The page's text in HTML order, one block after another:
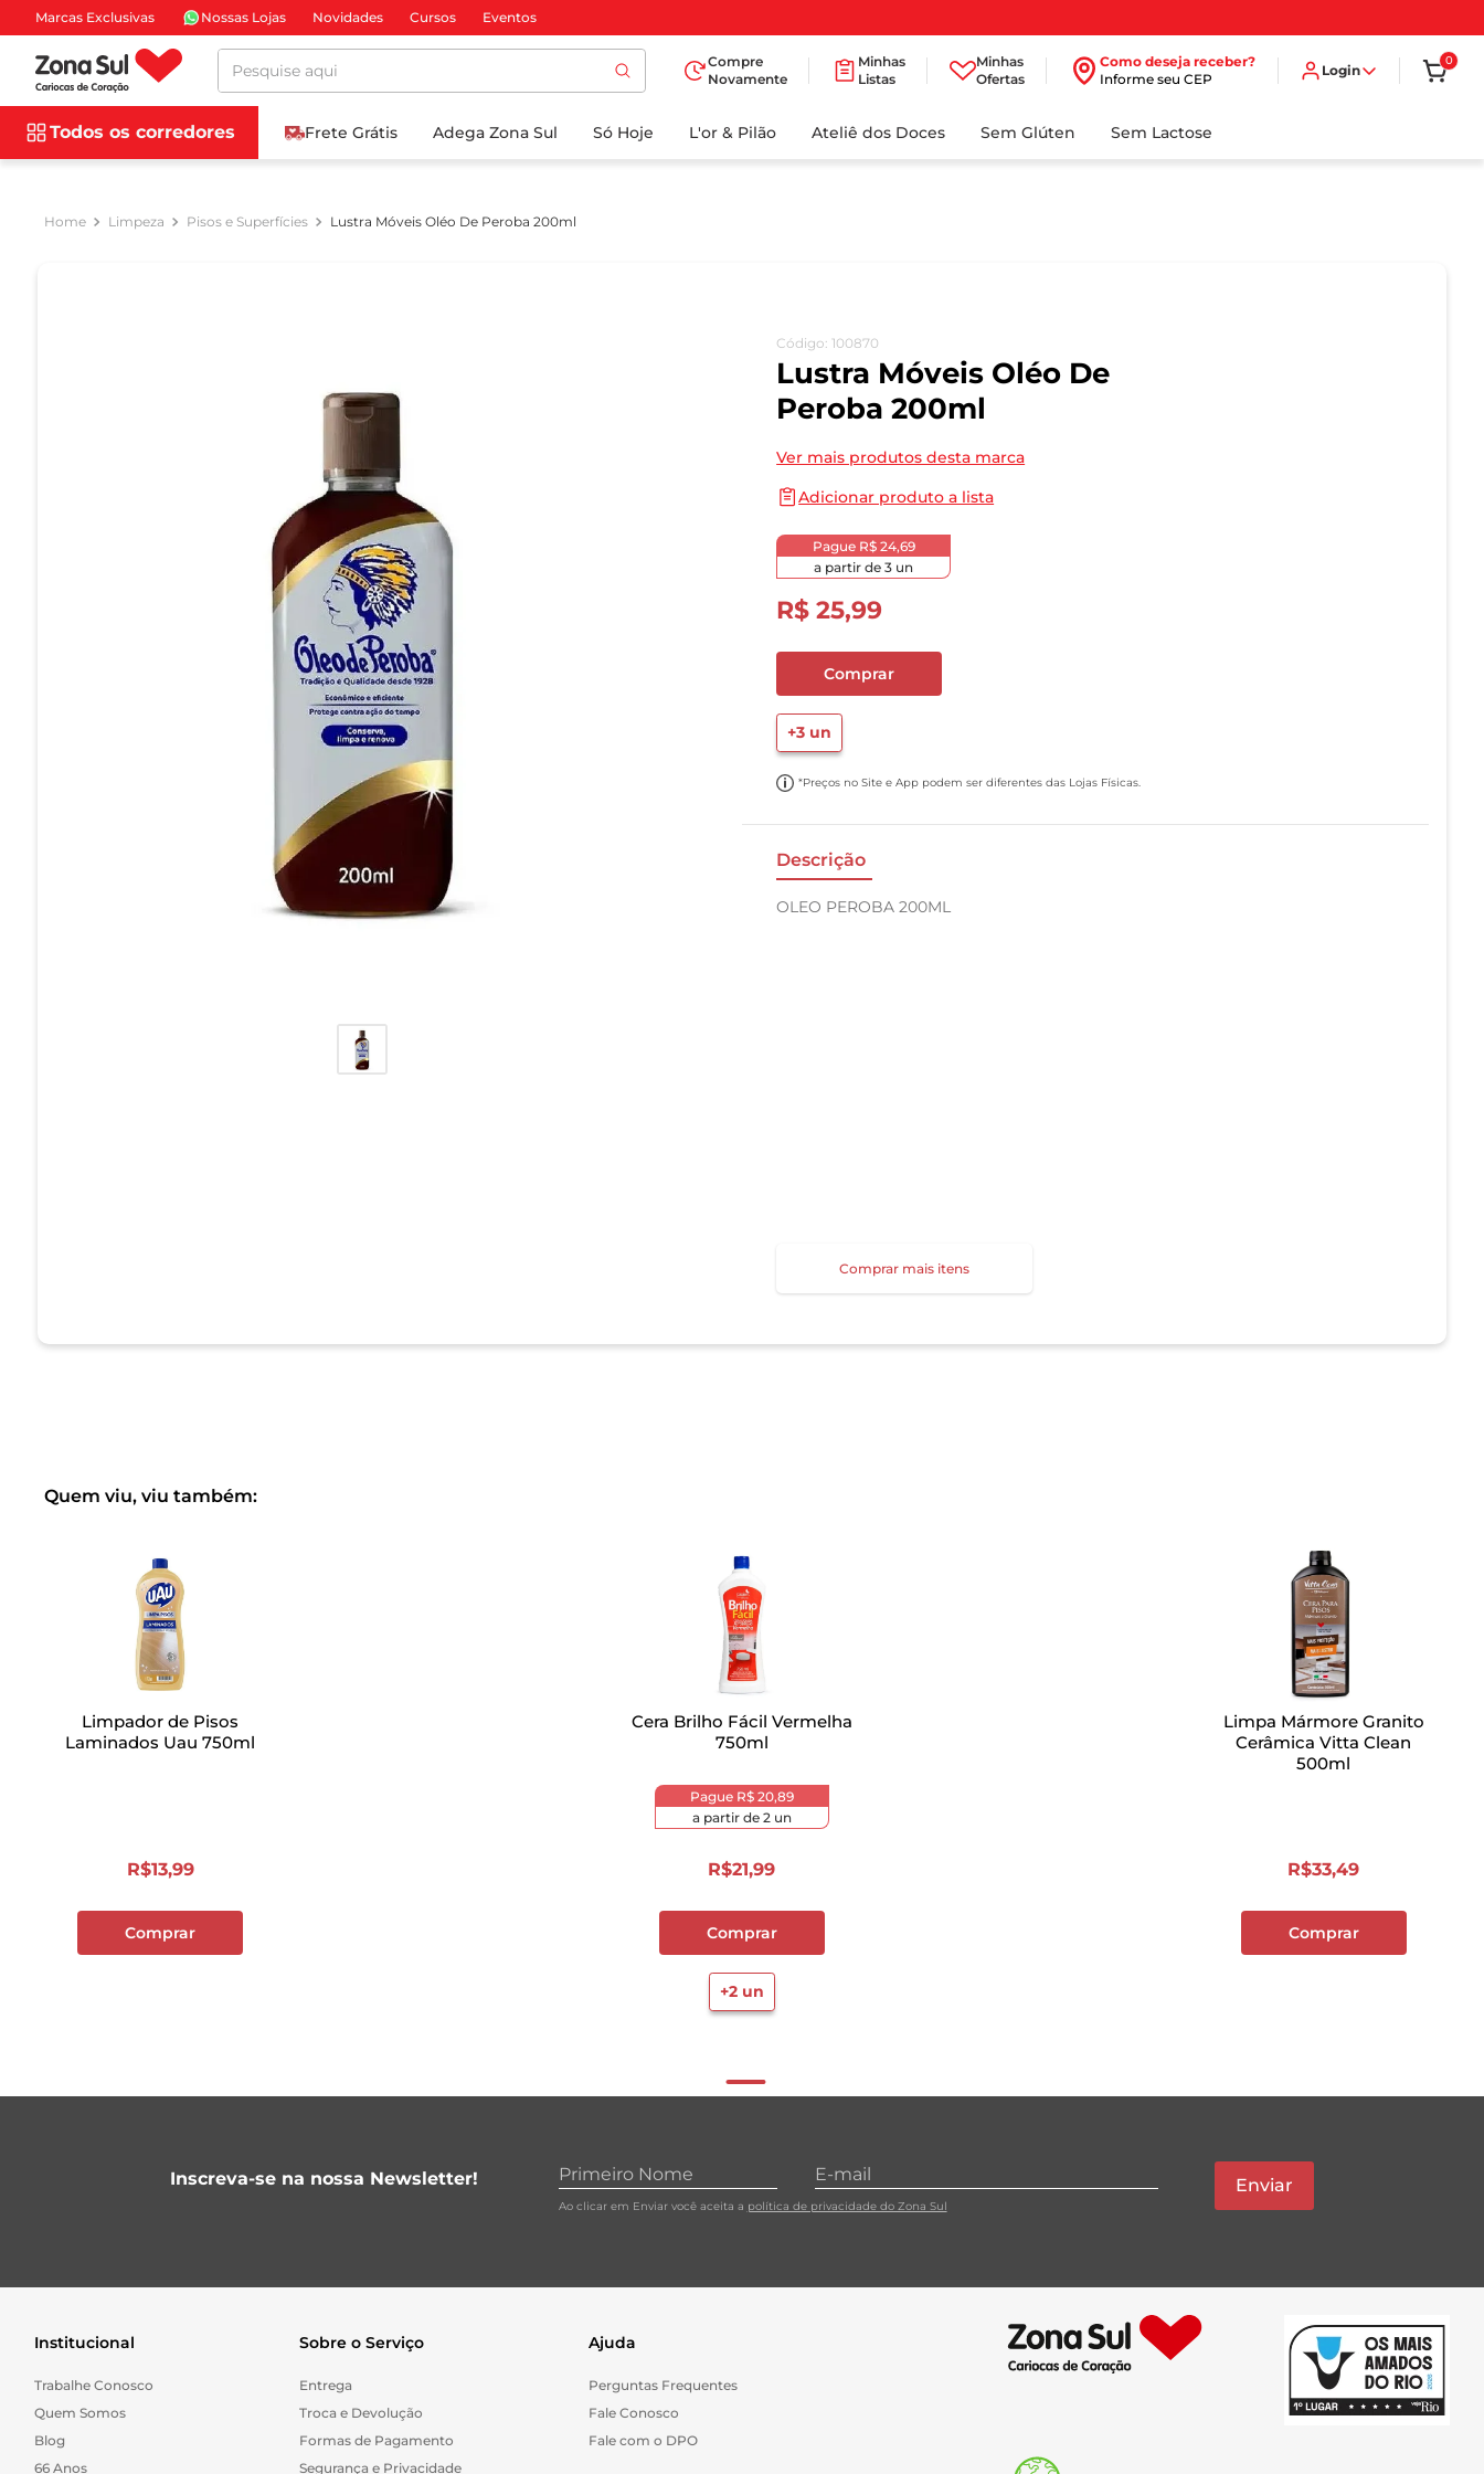
Marcas Exclusivas Nossas Lojas Novidades Cursos Eventos
Pesquise aqui
Compre
Novamente
Minhas
Listas
Minhas
Ofertas
Como deseja receber?
Informe seu CEP
Login
0
Todos os corredores Frete Grátis Adega Zona Sul Só Hoje L'or & Pilão Ateliê dos Doces Sem Glúten Sem Lactose
Limpeza Pisos e Superfícies Lustra Móveis Oléo De Peroba 200ml
Código: 100870
Lustra Móveis Oléo De
Peroba 200ml
Ver mais produtos desta marca
Adicionar produto a lista
Pague R$ 24,69
a partir de3 un
R$ 25,99
Comprar
+3 un
*Preços no Site e App podem ser diferentes das Lojas Físicas.
Descrição
OLEO PEROBA 200ML
Comprar mais itens
Quem viu, viu também:
Limpador de Pisos
Laminados Uau 750ml
R$13,99
Comprar
Cera Brilho Fácil Vermelha
750ml
Pague R$ 20,89
a partir de 2un
R$21,99
Comprar
+2un
Limpa Mármore Granito
Cerâmica Vitta Clean
500ml
R$33,49
Comprar
Inscreva-se na nossa Newsletter!
Ao clicar em Enviar você aceita a política de privacidade do Zona Sul
Enviar
Institucional
Trabalhe Conosco
Quem Somos
Blog
66 Anos
Sobre o Serviço
Entrega
Troca e Devolução
Formas de Pagamento
Segurança e Privacidade
Ajuda
Perguntas Frequentes
Fale Conosco
Fale com o DPO
BUSCADOS